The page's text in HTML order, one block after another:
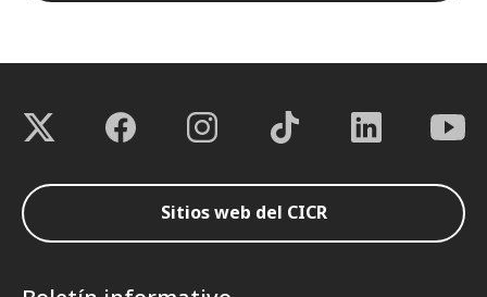
Sitios web del CICR